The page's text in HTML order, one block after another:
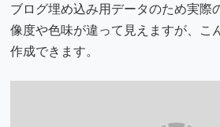
ブログ埋め込み用データのため実際
像度や色味が違って見えますが、こ
作成できます。